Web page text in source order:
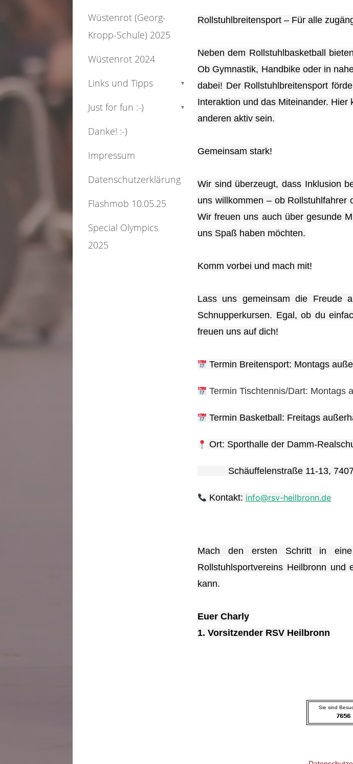
Wüstenrot (Georg-
Kropp-Schule) 2025
Wüstenrot 2024
Links und Tipps
▼
Just for fun :-) ▼
Danke! :-)
Impressum
Datenschutzerklärung
Flashmob 10.05.25
Special Olympics
2025
Rollstuhlbreitensport – Für alle
Neben dem Rollstuhlbasketball
Ob Gymnastik, Handbike oder in
dabei! Der Rollstuhlbreitensport
Interaktion und das Miteinander.
anderen aktiv sein.
Gemeinsam stark!
Wir sind überzeugt, dass Inklusion
uns willkommen – ob Rollstuhlfahrer
Wir freuen uns auch über gesunde
uns Spaß haben möchten.
Komm vorbei und mach mit!
Lass uns gemeinsam die Freude
Schnupperkursen. Egal, ob du
freuen uns auf dich!
Termin Breitensport: Montags
Termin Tischtennis/Dart:
Termin Basketball: Freitags
Ort: Sporthalle der Damm-
Schäuffelenstraße 11-13,
Kontakt: info@rsv-heilbronn.de
Mach den ersten Schritt in
Rollstuhlsportvereins Heilbronn
kann.
Euer Charly
1. Vorsitzender RSV Heilbronn
Sie sind